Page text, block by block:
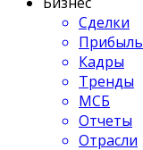
Сделки
Прибыль
Кадры
Тренды
МСБ
Отчеты
Отрасли